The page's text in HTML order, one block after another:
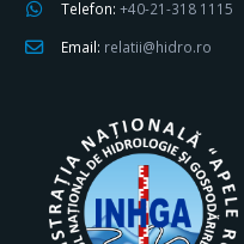
Telefon: +40-21-318 1115
Email: relatii@hidro.ro